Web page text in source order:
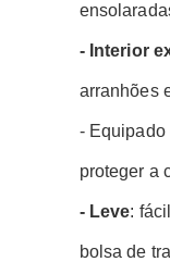
- Interior
arranhões
-
proteger a
- Leve:
bolsa de